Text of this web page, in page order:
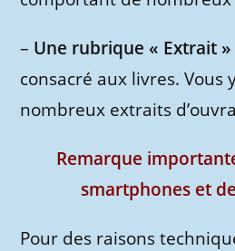
– Une rubrique « Extrait »
consacré aux livres. Vous
nombreux extraits
Remarque
smartphones et
Pour des raisons